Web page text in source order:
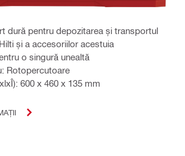
dură pentru depozitarea și transportul
și a accesoriilor acestuia
o singură unealtă
Rotopercutoare
600 x 460 x 135 mm